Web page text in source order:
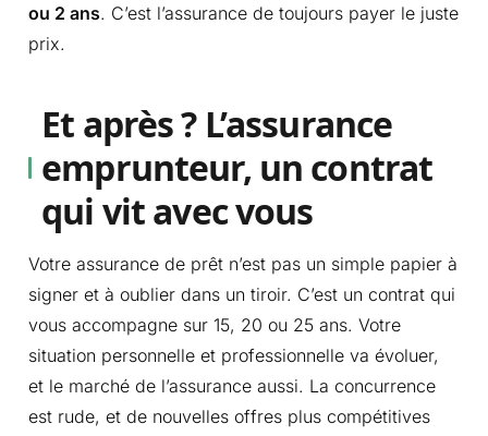
ou 2 ans. C’est l’assurance de toujours payer le juste
prix.
Et après ? L’assurance
emprunteur, un contrat
qui vit avec vous
Votre assurance de prêt n’est pas un simple papier à
signer et à oublier dans un tiroir. C’est un contrat qui
vous accompagne sur 15, 20 ou 25 ans. Votre
situation personnelle et professionnelle va évoluer,
et le marché de l’assurance aussi. La concurrence
est rude, et de nouvelles offres plus compétitives